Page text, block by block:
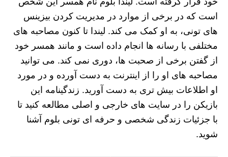
است که در برخی از موارد در مدیریت کردن بیزینس
های تونی، به او کمک می کند. لیندا تا کنون مصاحبه های
مختلفی با رسانه ها انجام داده است و مانند همسر خود
از گفتن برخی از صحبت ها، دوری نمی کند. می توانید
مصاحبه های او را از اینترنت به دست آورده و در مورد
او اطلاعات بیش تری به دست آورید. زندگینامه این
بازیکن را در سایت های خارجی و اصلی مطالعه کنید تا
با جزئیات زندگی شخصی و حرفه‌ ای تونی بلوم آشنا
شوید.